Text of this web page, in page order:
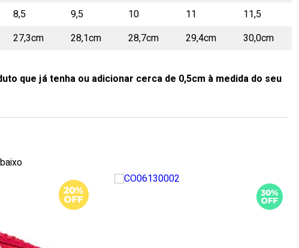
8,5 9,5 10 11
11,5
27,3cm 28,1cm 28,7cm 29,4cm 30,0cm
que já tenha ou adicionar cerca de 0,5cm à medida do seu